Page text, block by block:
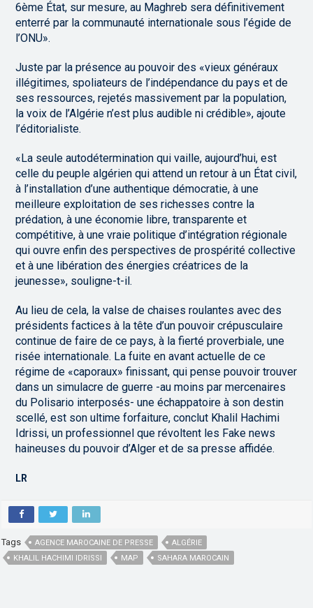
6ème État, sur mesure, au Maghreb sera définitivement
enterré par la communauté internationale sous l’égide de
l’ONU».
Juste par la présence au pouvoir des «vieux généraux
illégitimes, spoliateurs de l’indépendance du pays et de
ses ressources, rejetés massivement par la population,
la voix de l’Algérie n’est plus audible ni crédible», ajoute
l’éditorialiste.
«La seule autodétermination qui vaille, aujourd’hui, est
celle du peuple algérien qui attend un retour à un État civil,
à l’installation d’une authentique démocratie, à une
meilleure exploitation de ses richesses contre la
prédation, à une économie libre, transparente et
compétitive, à une vraie politique d’intégration régionale
qui ouvre enfin des perspectives de prospérité collective
et à une libération des énergies créatrices de la
jeunesse», souligne-t-il.
Au lieu de cela, la valse de chaises roulantes avec des
présidents factices à la tête d’un pouvoir crépusculaire
continue de faire de ce pays, à la fierté proverbiale, une
risée internationale. La fuite en avant actuelle de ce
régime de «caporaux» finissant, qui pense pouvoir trouver
dans un simulacre de guerre -au moins par mercenaires
du Polisario interposés- une échappatoire à son destin
scellé, est son ultime forfaiture, conclut Khalil Hachimi
Idrissi, un professionnel que révoltent les Fake news
haineuses du pouvoir d’Alger et de sa presse affidée.
LR
Tags AGENCE MAROCAINE DE PRESSE
ALGÉRIE
KHALIL HACHIMI IDRISSI
MAP SAHARA MAROCAIN